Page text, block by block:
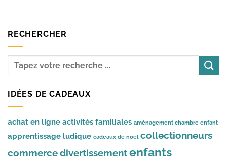
RECHERCHER
IDÉES DE CADEAUX
achat en ligne activités familiales aménagement chambre enfant
apprentissage ludique cadeaux de noël collectionneurs
commercedivertissementenfants